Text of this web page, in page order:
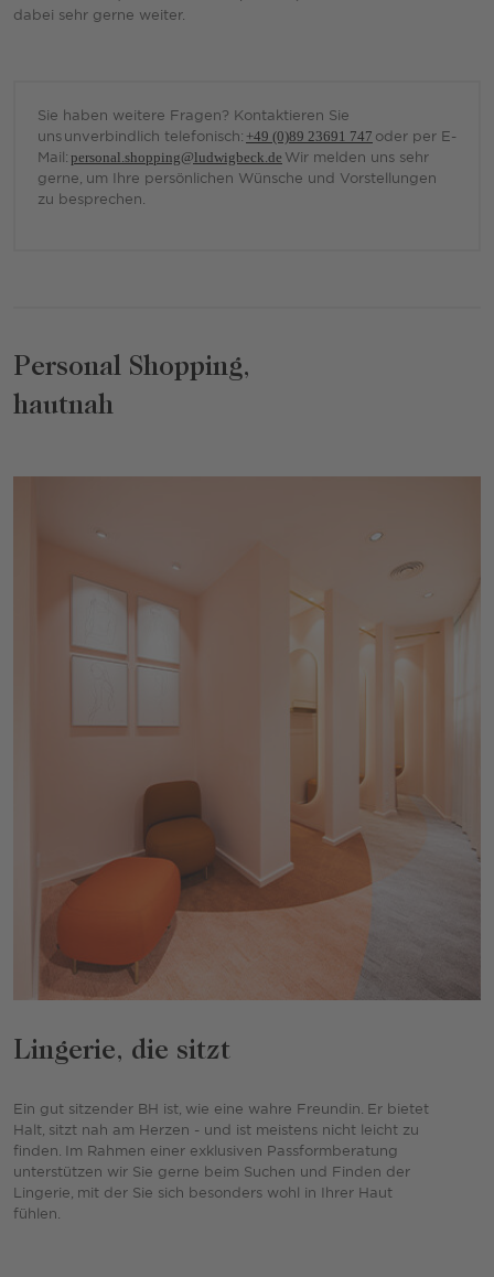
dabei sehr gerne weiter.
Sie haben weitere Fragen? Kontaktieren Sie
uns unverbindlich telefonisch: +49 (0)89 23691 747 oder per E-
Mail: personal.shopping@ludwigbeck.de Wir melden uns sehr
gerne, um Ihre persönlichen Wünsche und Vorstellungen
zu besprechen.
Personal Shopping,
hautnah
Lingerie, die sitzt
Ein gut sitzender BH ist, wie eine wahre Freundin. Er bietet
Halt, sitzt nah am Herzen - und ist meistens nicht leicht zu
finden. Im Rahmen einer exklusiven Passformberatung
unterstützen wir Sie gerne beim Suchen und Finden der
Lingerie, mit der Sie sich besonders wohl in Ihrer Haut
fühlen.